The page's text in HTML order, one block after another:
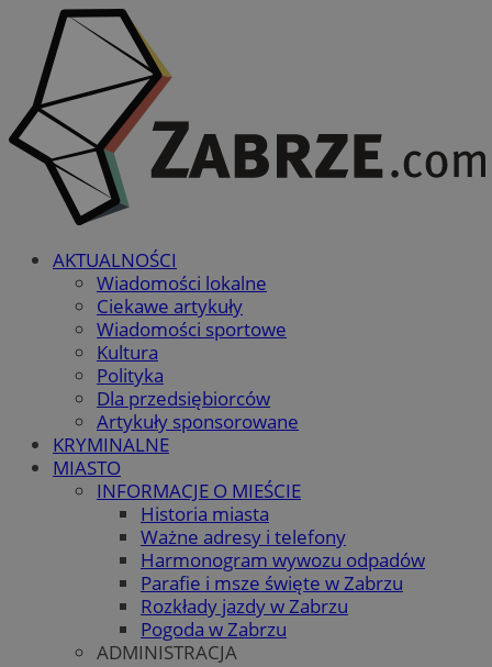
AKTUALNOŚCI
Wiadomości lokalne
Ciekawe artykuły
Wiadomości sportowe
Kultura
Polityka
Dla przedsiębiorców
Artykuły sponsorowane
KRYMINALNE
MIASTO
INFORMACJE O MIEŚCIE
Historia miasta
Ważne adresy i telefony
Harmonogram wywozu odpadów
Parafie i msze święte w Zabrzu
Rozkłady jazdy w Zabrzu
Pogoda w Zabrzu
ADMINISTRACJA